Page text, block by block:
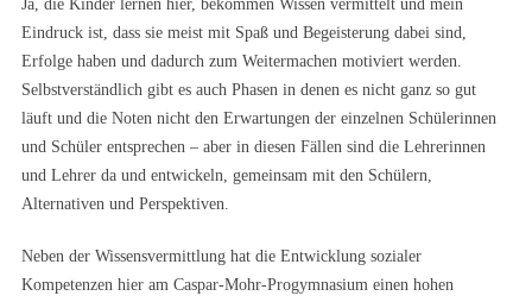
Ja, die Kinder lernen hier, bekommen Wissen vermittelt und mein
Eindruck ist, dass sie meist mit Spaß und Begeisterung dabei sind,
Erfolge haben und dadurch zum Weitermachen motiviert werden.
Selbstverständlich gibt es auch Phasen in denen es nicht ganz so gut
läuft und die Noten nicht den Erwartungen der einzelnen Schülerinnen
und Schüler entsprechen – aber in diesen Fällen sind die Lehrerinnen
und Lehrer da und entwickeln, gemeinsam mit den Schülern,
Alternativen und Perspektiven.
Neben der Wissensvermittlung hat die Entwicklung sozialer
Kompetenzen hier am Caspar-Mohr-Progymnasium einen hohen